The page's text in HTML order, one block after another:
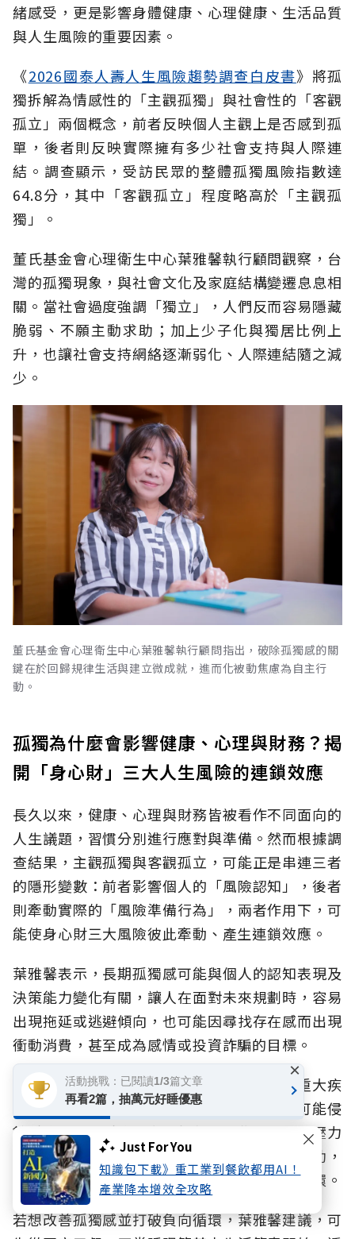
Just For You
知識包下載》重工業到餐飲都用AI！
產業降本增效全攻略
緒感受，更是影響身體健康、心理健康、生活品質
與人生風險的重要因素。
《2026國泰人壽人生風險趨勢調查白皮書》將孤
獨拆解為情感性的「主觀孤獨」與社會性的「客觀
孤立」兩個概念，前者反映個人主觀上是否感到孤
單，後者則反映實際擁有多少社會支持與人際連
結。調查顯示，受訪民眾的整體孤獨風險指數達
64.8分，其中「客觀孤立」程度略高於「主觀孤
獨」。
董氏基金會心理衛生中心葉雅馨執行顧問觀察，台
灣的孤獨現象，與社會文化及家庭結構變遷息息相
關。當社會過度強調「獨立」，人們反而容易隱藏
脆弱、不願主動求助；加上少子化與獨居比例上
升，也讓社會支持網絡逐漸弱化、人際連結隨之減
少。
董氏基金會心理衛生中心葉雅馨執行顧問指出，破除孤獨感的關
鍵在於回歸規律生活與建立微成就，進而化被動焦慮為自主行
動。
孤獨為什麼會影響健康、心理與財務？揭
開「身心財」三大人生風險的連鎖效應
長久以來，健康、心理與財務皆被看作不同面向的
人生議題，習慣分別進行應對與準備。然而根據調
查結果，主觀孤獨與客觀孤立，可能正是串連三者
的隱形變數：前者影響個人的「風險認知 」，後者
則牽動實際的「風險準備行為」，兩者作用下，可
能使身心財三大風險彼此牽動、產生連鎖效應。
葉雅馨表示，長期孤獨感可能與個人的認知表現及
決策能力變化有關，讓人在面對未來規劃時，容易
出現拖延或逃避傾向，也可能因尋找存在感而出現
衝動消費，甚至成為感情或投資詐騙的目標。
而當社會連結不足又準備不夠時，一旦遭遇重大疾
病或意外，衝擊往往更劇烈：醫療照護支出可能侵
蝕財務基礎，財務壓力又加劇心理焦慮，心理壓力
也可能影響身體復原，進一步讓人不願向外求助，
社會網絡隨之更疏遠，形成不易掙脫的負向循環。
若想改善孤獨感並打破負向循環，葉雅馨建議，可
活動挑戰：已閱讀1/3篇文章
再看2篇，抽萬元好睡優惠
×